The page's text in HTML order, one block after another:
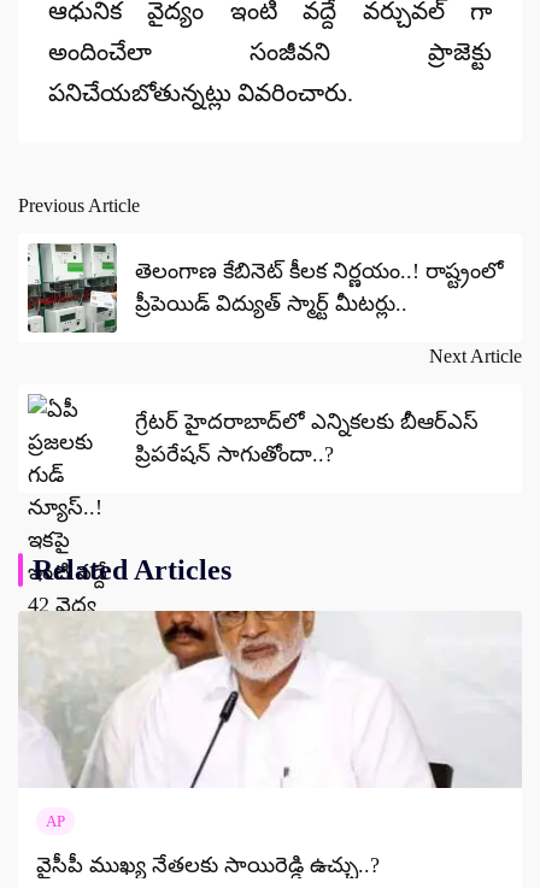
ఆధునిక వైద్యం ఇంటి వద్దే వర్చువల్ గా
అందించేలా సంజీవని ప్రాజెక్టు
పనిచేయబోతున్నట్లు వివరించారు.
Post
navigation
Previous Article
తెలంగాణ కేబినెట్ కీలక నిర్ణయం..! రాష్ట్రంలో
ప్రీపెయిడ్ విద్యుత్‌ స్మార్ట్ మీటర్లు..
Next Article
గ్రేటర్‌ హైదరాబాద్‌లో ఎన్నికలకు బీఆర్ఎస్
ప్రిపరేషన్ సాగుతోందా..?
Related Articles
AP
వైసీపీ ముఖ్య నేతలకు సాయిరెడ్డి ఉచ్చు..?